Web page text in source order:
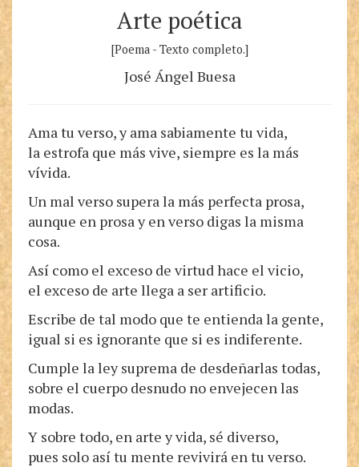
Arte poética
[Poema - Texto completo.]
José Ángel Buesa
Ama tu verso, y ama sabiamente tu vida,
la estrofa que más vive, siempre es la más
vívida.
Un mal verso supera la más perfecta prosa,
aunque en prosa y en verso digas la misma
cosa.
Así como el exceso de virtud hace el vicio,
el exceso de arte llega a ser artificio.
Escribe de tal modo que te entienda la gente,
igual si es ignorante que si es indiferente.
Cumple la ley suprema de desdeñarlas todas,
sobre el cuerpo desnudo no envejecen las
modas.
Y sobre todo, en arte y vida, sé diverso,
pues solo así tu mente revivirá en tu verso.